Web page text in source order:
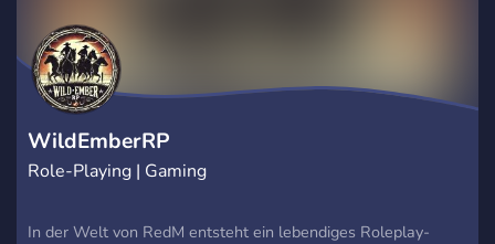
WildEmberRP
Role-Playing | Gaming
In der Welt von RedM entsteht ein lebendiges Roleplay-